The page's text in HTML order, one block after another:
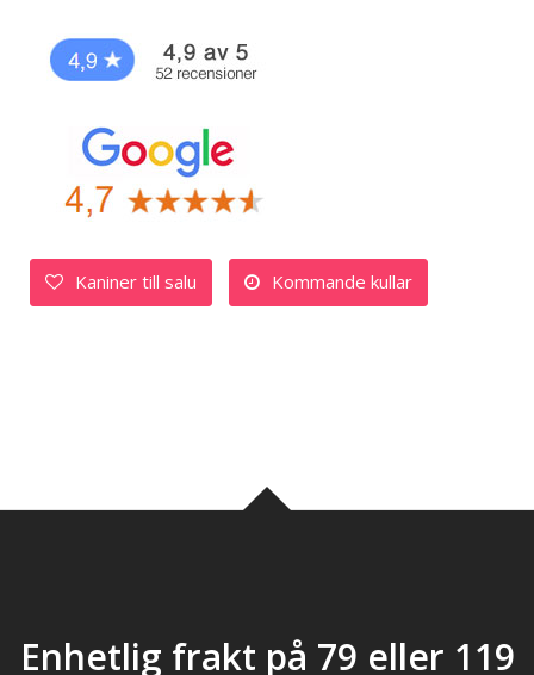
Kaniner till salu Kommande kullar
Enhetlig frakt på 79 eller 119